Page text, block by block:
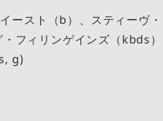
ースト（b）、スティーヴ
フィリンゲインズ（kbds
g)